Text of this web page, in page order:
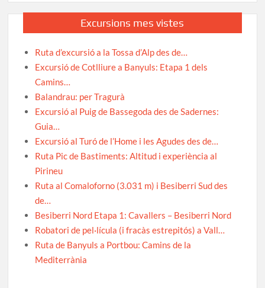
Excursions mes vistes
Ruta d’excursió a la Tossa d’Alp des de…
Excursió de Cotlliure a Banyuls: Etapa 1 dels
Camins…
Balandrau: per Tragurà
Excursió al Puig de Bassegoda des de Sadernes:
Guia…
Excursió al Turó de l’Home i les Agudes des de…
Ruta Pic de Bastiments: Altitud i experiència al
Pirineu
Ruta al Comaloforno (3.031 m) i Besiberri Sud des
de…
Besiberri Nord Etapa 1: Cavallers – Besiberri Nord
Robatori de pel·lícula (i fracàs estrepitós) a Vall…
Ruta de Banyuls a Portbou: Camins de la
Mediterrània